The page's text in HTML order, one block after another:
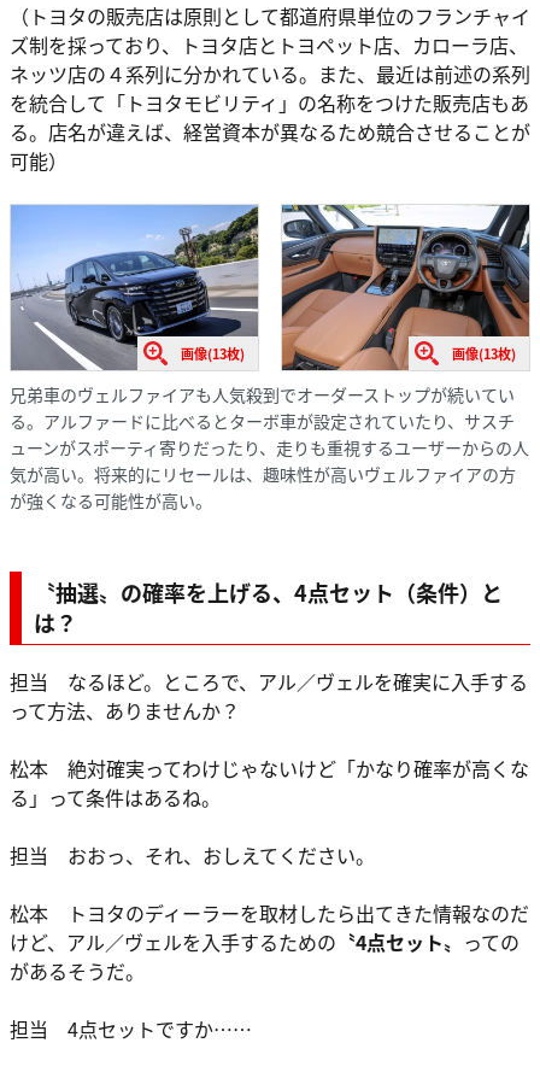
（トヨタの販売店は原則として都道府県単位のフランチャイ
ズ制を採っており、トヨタ店とトヨペット店、カローラ店、
ネッツ店の４系列に分かれている。また、最近は前述の系列
を統合して「トヨタモビリティ」の名称をつけた販売店もあ
る。店名が違えば、経営資本が異なるため競合させることが
可能）
画像(13枚) 画像(13枚)
兄弟車のヴェルファイアも人気殺到でオーダーストップが続いてい
る。アルファードに比べるとターボ車が設定されていたり、サスチ
ューンがスポーティ寄りだったり、走りも重視するユーザーからの人
気が高い。将来的にリセールは、趣味性が高いヴェルファイアの方
が強くなる可能性が高い。
〝抽選〟の確率を上げる、4点セット（条件）と
は？
担当 なるほど。ところで、アル／ヴェルを確実に入手する
って方法、ありませんか？
松本 絶対確実ってわけじゃないけど「かなり確率が高くな
る」って条件はあるね。
担当 おおっ、それ、おしえてください。
松本 トヨタのディーラーを取材したら出てきた情報なのだ
けど、アル／ヴェルを入手するための 〝4点セット〟 っての
があるそうだ。
担当 4点セットですか……